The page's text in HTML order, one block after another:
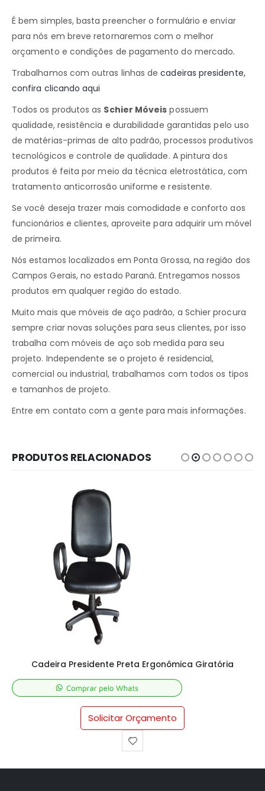
É bem simples, basta preencher o formulário e enviar
para nós em breve retornaremos com o melhor
orçamento e condições de pagamento do mercado.
Trabalhamos com outras linhas decadeiras presidente,
confira clicando aqui
Todos os produtos as Schier Móveis possuem
qualidade, resistência e durabilidade garantidas pelo uso
de matérias-primas de alto padrão, processos produtivos
tecnológicos e controle de qualidade. A pintura dos
produtos é feita por meio da técnica eletrostática, com
tratamento anticorrosão uniforme e resistente.
Se você deseja trazer mais comodidade e conforto aos
funcionários e clientes, aproveite para adquirir um móvel
de primeira.
Nós estamos localizados em Ponta Grossa, na região dos
Campos Gerais, no estado Paraná. Entregamos nossos
produtos em qualquer região do estado.
Muito mais que móveis de aço padrão, a Schier procura
sempre criar novas soluções para seus clientes, por isso
trabalha com móveis de aço sob medida para seu
projeto. Independente se o projeto é residencial,
comercial ou industrial, trabalhamos com todos os tipos
e tamanhos de projeto.
Entre em contato com a gente para mais informações.
PRODUTOS RELACIONADOS
Cadeira Presidente Preta Ergonômica Giratória
Solicitar Orçamento